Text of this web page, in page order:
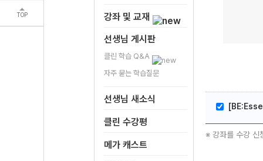
TOP
강좌 및 교재
선생님 게시판
클린 학습 Q&A
자주 묻는 학습질문
선생님 새소식
클린 수강평
메가 캐스트
※ 강좌를 수강 신